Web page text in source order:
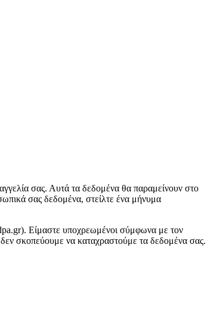
σας. Αυτά τα δεδομένα θα παραμείνουν στο
σας δεδομένα, στείλτε ένα μήνυμα
Είμαστε υποχρεωμένοι σύμφωνα με τον
σκοπεύουμε να καταχραστούμε τα δεδομένα σας.